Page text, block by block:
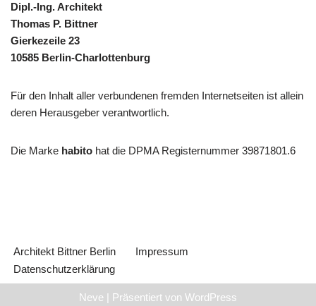
Dipl.-Ing. Architekt
Thomas P. Bittner
Gierkezeile 23
10585 Berlin-Charlottenburg
Für den Inhalt aller verbundenen fremden Internetseiten ist allein
deren Herausgeber verantwortlich.
Die Marke habito hat die DPMA Registernummer 39871801.6
Architekt Bittner Berlin
Impressum
Datenschutzerklärung
Neve | Präsentiert von WordPress